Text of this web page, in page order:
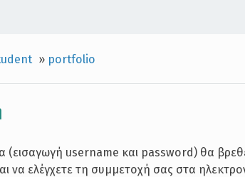
» portfolio
username και password) θα
να ελέγχετε τη συμμετοχή σας στα